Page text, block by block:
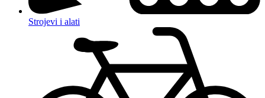
Strojevi i alati